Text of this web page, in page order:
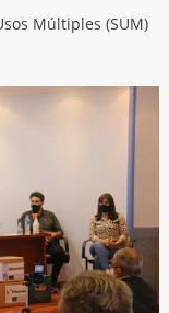
Múltiples (SUM)